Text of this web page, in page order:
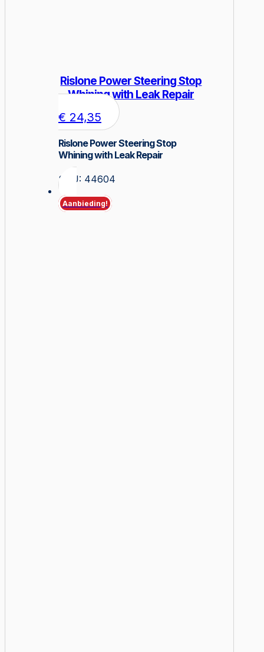
Rislone Power Steering Stop
Whining with Leak Repair
€ 24,35
Rislone Power Steering Stop
Whining with Leak Repair
SKU: 44604
Aanbieding!